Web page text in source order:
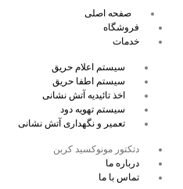
صفحه اصلی
فروشگاه
خدمات
سیستم اعلام حریق
سیستم اطفا حریق
اخذ تائیدیه آتش نشانی
سیستم تهویه دود
تعمیر و نگهداری آتش نشانی
دتکتور مونوکسید کربن
درباره ما
تماس با ما